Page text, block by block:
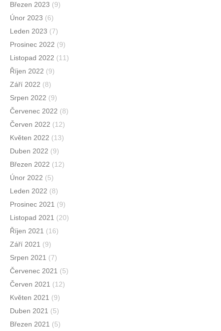
Březen 2023 (9)
Únor 2023 (6)
Leden 2023 (7)
Prosinec 2022 (9)
Listopad 2022 (11)
Říjen 2022 (9)
Září 2022 (8)
Srpen 2022 (9)
Červenec 2022 (8)
Červen 2022 (12)
Květen 2022 (13)
Duben 2022 (9)
Březen 2022 (12)
Únor 2022 (5)
Leden 2022 (8)
Prosinec 2021 (9)
Listopad 2021 (20)
Říjen 2021 (16)
Září 2021 (9)
Srpen 2021 (7)
Červenec 2021 (5)
Červen 2021 (12)
Květen 2021 (9)
Duben 2021 (5)
Březen 2021 (5)